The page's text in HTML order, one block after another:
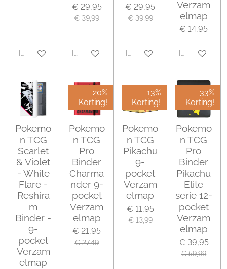
In winkelwagen
€ 29,95
€ 39,99
In winkelwagen
€ 29,95
€ 39,99
In winkelwagen
Verzam
elmap
€ 14,95
In
Pokemo
n TCG
Scarlet
& Violet
- White
Flare -
Reshira
m
Binder -
9-
pocket
Verzam
elmap
20%
Korting!
Pokemo
n TCG
Pro
Binder
Charma
nder 9-
pocket
Verzam
elmap
€ 21,95
€ 27,49
13%
Korting!
Pokemo
n TCG
Pikachu
9-
pocket
Verzam
elmap
€ 11,95
€ 13,99
33%
Korting!
Pokemo
n TCG
Pro
Binder
Pikachu
Elite
serie 12-
pocket
Verzam
elmap
€ 39,95
€ 59,99